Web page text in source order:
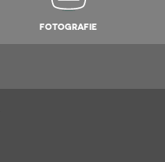
FOTOGRAFIE